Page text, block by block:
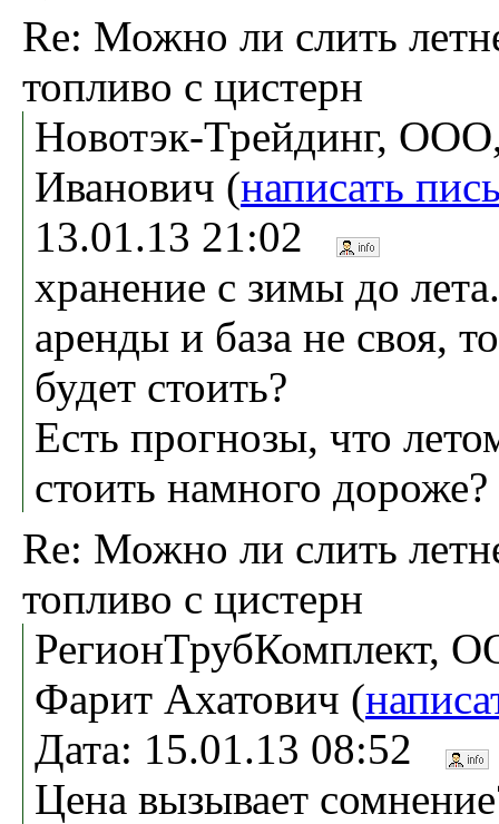
Re: Можно ли слить
топливо с цистерн
Новотэк-Трейдинг,
Иванович (написать
13.01.13 21:02
хранение с зимы до
аренды и база не своя,
будет стоить?
Есть прогнозы, что
стоить намного дороже?
Re: Можно ли слить
топливо с цистерн
РегионТрубКомплект,
Фарит Ахатович (
Дата: 15.01.13 08:52
Цена вызывает